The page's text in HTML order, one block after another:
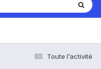
Toute l’activité